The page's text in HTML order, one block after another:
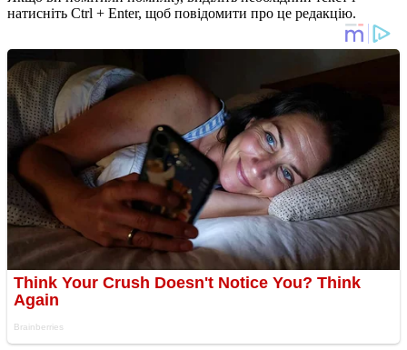
натисніть Ctrl + Enter, щоб повідомити про це редакцію.